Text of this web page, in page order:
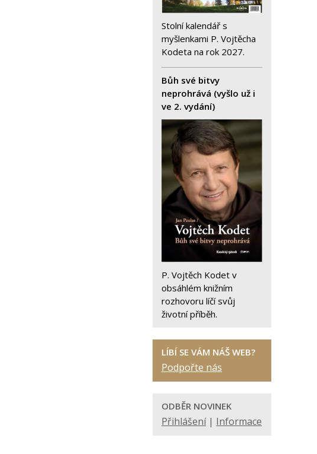
Stolní kalendář s
myšlenkami P. Vojtěcha
Kodeta na rok 2027.
Bůh své bitvy
neprohrává (vyšlo už i
ve 2. vydání)
P. Vojtěch Kodet v
obsáhlém knižním
rozhovoru líčí svůj
životní příběh.
LÍBÍ SE VÁM NÁŠ WEB?
Podpořte nás
ODBĚR NOVINEK
Přihlášení| Informace